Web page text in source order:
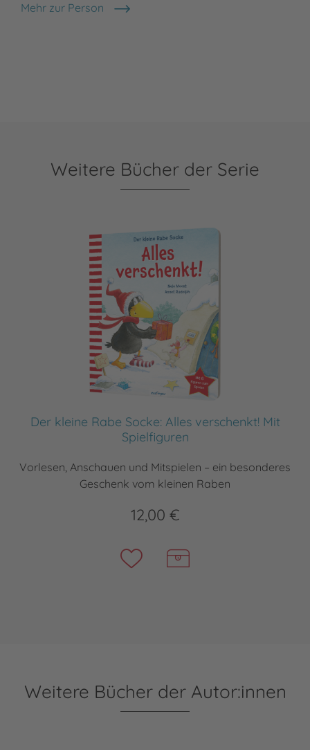
Mehr zur Person
Annet Rudolph
Weitere Bücher der Serie
Der kleine Rabe Socke: Alles verschenkt! Mit
Spielfiguren
Vorlesen, Anschauen und Mitspielen – ein besonderes
Geschenk vom kleinen Raben
12,00 €
Weitere Bücher der Autor:innen